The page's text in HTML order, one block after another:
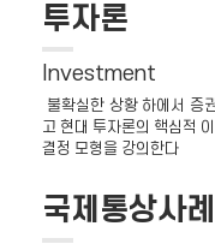
투자론
Investment
불확실한 상황 하에서 증
고 현대 투자론의 핵심적
결정 모형을 강의한다
국제통상사